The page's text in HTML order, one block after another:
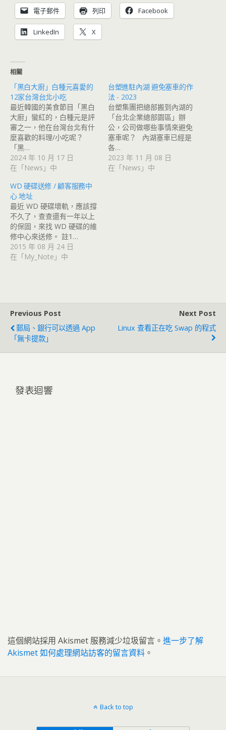
電子郵件 列印 Facebook
LinkedIn X
相關
「黑白大廚」白種元喜愛的
12家台灣台北小吃
最近韓國的美食節目「黑白
大廚」蠻紅的，白種元是評
審之一，他在台灣台北有什
麼喜歡的料理/小吃呢？
「黑…
2024 年 10 月 17 日
在「News」中
台塑進駐內湖 避免塞車的作
法 - 2023
台塑集團把總部搬到內湖的
「台北企業總部園區」辦
公，公司做哪些事情來避免
塞車呢？ 內湖塞車已經是
各…
2023 年 11 月 08 日
在「News」中
WD 硬碟送修 / 顧客服務中
心 地址
最近 WD 硬碟壞軌，應該撐
不久了，查查還有一年以上
的保固，來找 WD 硬碟的維
修中心來送修。 註1…
2015 年 08 月 24 日
在「My_Note」中
Previous Post
郵局、銀行可以透過 App
「無卡提款」
Next Post
Linux 查看正在吃 Swap 的程式
發表迴響
這個網站採用 Akismet 服務減少垃圾留言。 進一步了解
Akismet 如何處理網站訪客的留言資料 。
Back to top